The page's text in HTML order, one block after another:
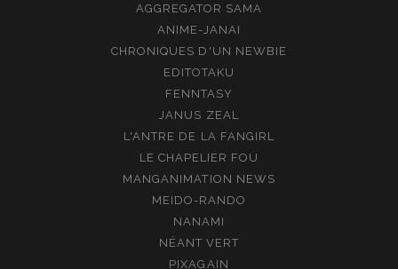
AGGREGATOR SAMA
ANIME-JANAI
CHRONIQUES D'UN NEWBIE
EDITOTAKU
FENNTASY
JANUS ZEAL
L'ANTRE DE LA FANGIRL
LE CHAPELIER FOU
MANGANIMATION NEWS
MEIDO-RANDO
NANAMI
NÉANT VERT
PIXAGAIN